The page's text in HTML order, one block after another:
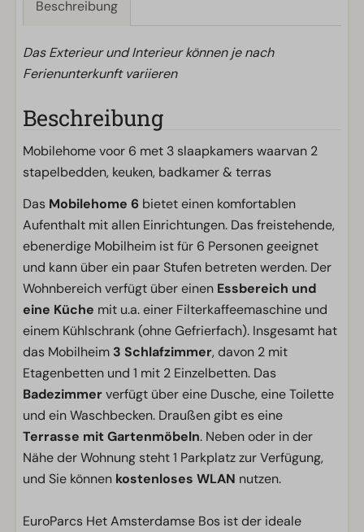
Beschreibung
Das Exterieur und Interieur können je nach
Ferienunterkunft variieren
Beschreibung
Mobilehome voor 6 met 3 slaapkamers waarvan 2
stapelbedden, keuken, badkamer & terras
Das Mobilehome 6 bietet einen komfortablen
Aufenthalt mit allen Einrichtungen. Das freistehende,
ebenerdige Mobilheim ist für 6 Personen geeignet
und kann über ein paar Stufen betreten werden. Der
Wohnbereich verfügt über einen Essbereich und
eine Küche mit u.a. einer Filterkaffeemaschine und
einem Kühlschrank (ohne Gefrierfach). Insgesamt hat
das Mobilheim 3 Schlafzimmer, davon 2 mit
Etagenbetten und 1 mit 2 Einzelbetten. Das
Badezimmerverfügt über eine Dusche, eine Toilette
und ein Waschbecken. Draußen gibt es eine
Terrasse mit Gartenmöbeln. Neben oder in der
Nähe der Wohnung steht 1 Parkplatz zur Verfügung,
und Sie können kostenloses WLAN nutzen.
EuroParcs Het Amsterdamse Bos ist der ideale